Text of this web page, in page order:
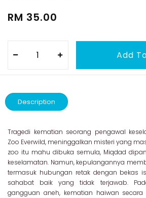
RM 35.00
Description
Tragedi kematian seorang pengawal
Zoo Everwild, meninggalkan misteri yang
zoo itu mahu dibuka semula, Miqdad
keselamatan. Namun, kepulangannya
termasuk hubungan retak dengan bekas
sahabat baik yang tidak terjawab.
gangguan aneh, kematian haiwan